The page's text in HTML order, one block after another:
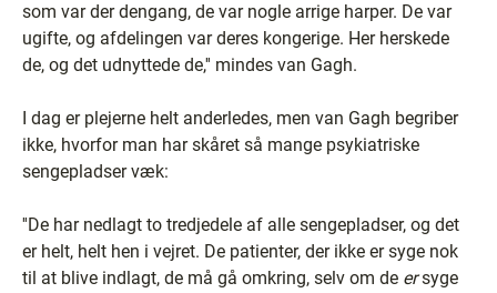
som var der dengang, de var nogle arrige harper. De var
ugifte, og afdelingen var deres kongerige. Her herskede
de, og det udnyttede de,'' mindes van Gagh.
I dag er plejerne helt anderledes, men van Gagh begriber
ikke, hvorfor man har skåret så mange psykiatriske
sengepladser væk:
''De har nedlagt to tredjedele af alle sengepladser, og det
er helt, helt hen i vejret. De patienter, der ikke er syge nok
til at blive indlagt, de må gå omkring, selv om de ersyge